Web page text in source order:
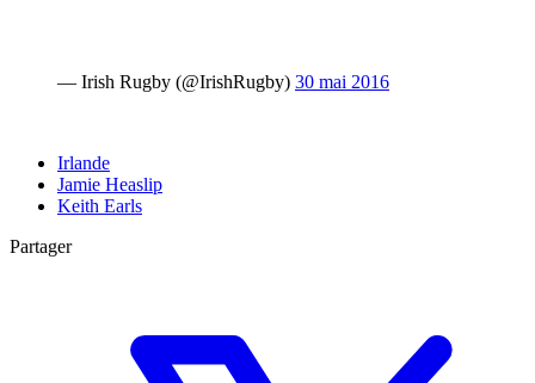
— Irish Rugby (@IrishRugby) 30 mai 2016
Irlande
Jamie Heaslip
Keith Earls
Partager